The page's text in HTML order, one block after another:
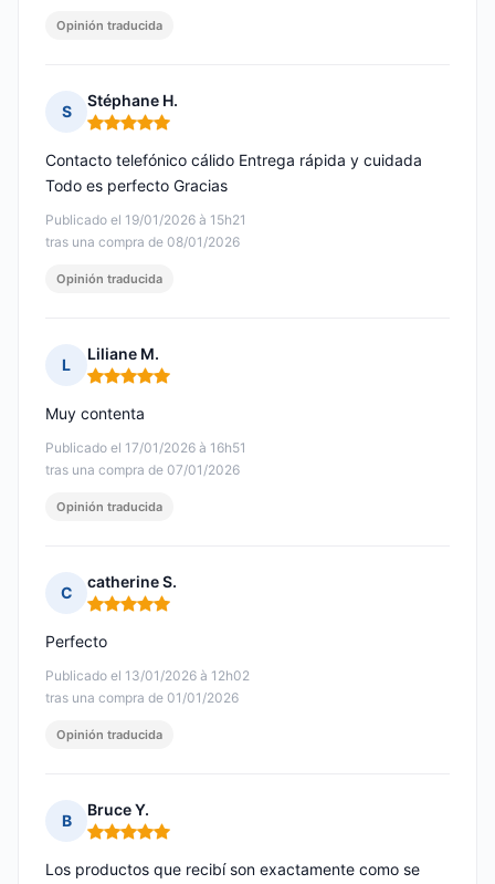
Opinión traducida
S
Stéphane H.
Nota: 5 de 5
Publicado el 19/01/2026 à 15h21
tras una compra de 08/01/2026
Contacto telefónico cálido Entrega rápida y cuidada
Todo es perfecto Gracias
Opinión traducida
L
Liliane M.
Nota: 5 de 5
Publicado el 17/01/2026 à 16h51
tras una compra de 07/01/2026
Muy contenta
Opinión traducida
C
catherine S.
Nota: 5 de 5
Publicado el 13/01/2026 à 12h02
tras una compra de 01/01/2026
Perfecto
Opinión traducida
B
Bruce Y.
Nota: 5 de 5
Los productos que recibí son exactamente como se